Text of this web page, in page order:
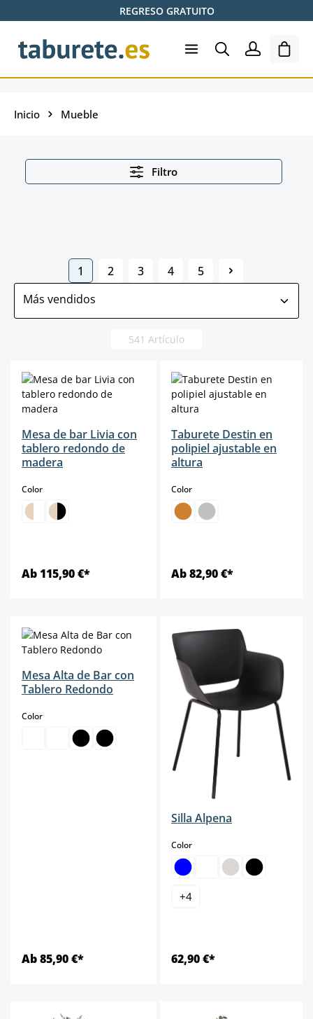
Saltar al contenido principalREGRESO GRATUITO
El
Inicio Mueble
Filtro
Página
1 Página
2 Página
3 Página
4 Página
5
541 Artículo
Mesa de bar Livia con
tablero redondo de
madera
Colorselect
Ab 115,90 €*
Taburete Destin en
polipiel ajustable en
altura
Colorselect
Ab 82,90 €*
Mesa Alta de Bar con
Tablero Redondo
Colorselect
Ab 85,90 €*
Silla Alpena
Colorselect
+4
62,90 €*